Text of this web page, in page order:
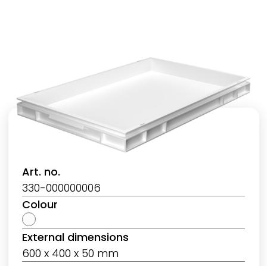
Art. no.
330-000000006
Colour
External dimensions
600 x 400 x 50 mm